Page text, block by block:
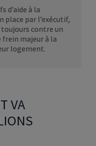
d’aide à la
place par l’exécutif,
contre un
majeur à la
logement.
VA